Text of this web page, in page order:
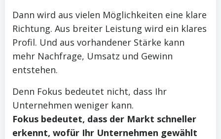
Dann wird aus vielen Möglichkeiten eine klare
Richtung. Aus breiter Leistung wird ein klares
Profil. Und aus vorhandener Stärke kann
mehr Nachfrage, Umsatz und Gewinn
entstehen.
Denn Fokus bedeutet nicht, dass Ihr
Unternehmen weniger kann.
Fokus bedeutet, dass der Markt schneller
erkennt, wofür Ihr Unternehmen gewählt